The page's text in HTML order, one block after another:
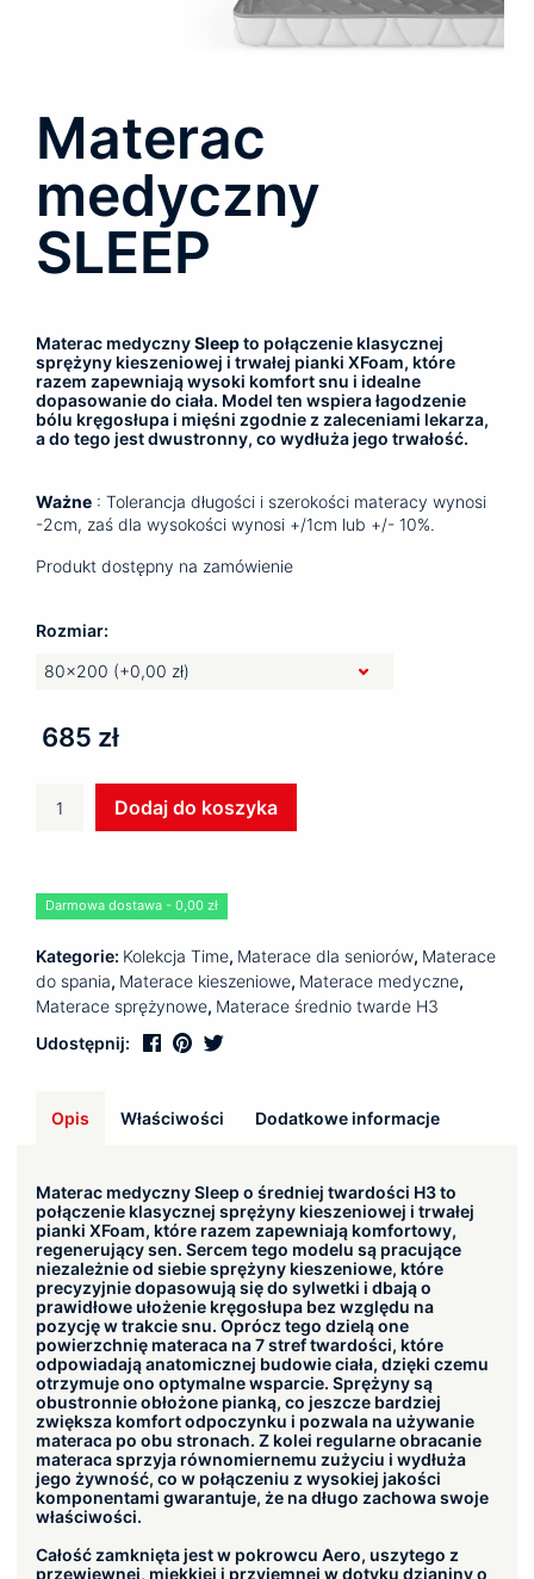
Materac
medyczny
SLEEP
Materac medycznySleepto połączenie klasycznej
sprężyny kieszeniowej i trwałej pianki XFoam, które
razem zapewniają wysoki komfort snu i idealne
dopasowanie do ciała. Model ten wspiera łagodzenie
bólu kręgosłupa i mięśni zgodnie z zaleceniami lekarza,
a do tego jest dwustronny, co wydłuża jego trwałość.
Ważne : Tolerancja długości i szerokości materacy wynosi
-2cm, zaś dla wysokości wynosi +/1cm lub +/- 10%.
Produkt dostępny na zamówienie
Rozmiar:
685 zł
Materac
Dodaj do koszyka
Darmowa dostawa - 0,00 zł
Kategorie: Kolekcja Time, Materace dla seniorów, Materace
do spania, Materace kieszeniowe, Materace medyczne,
Materace sprężynowe, Materace średnio twarde H3
Udostępnij:
Opis Właściwości Dodatkowe informacje
Materac medyczny Sleep o średniej twardości H3 to
połączenie klasycznej sprężyny kieszeniowej i trwałej
pianki XFoam, które razem zapewniają komfortowy,
regenerujący sen. Sercem tego modelu są pracujące
niezależnie od siebie sprężyny kieszeniowe, które
precyzyjnie dopasowują się do sylwetki i dbają o
prawidłowe ułożenie kręgosłupa bez względu na
pozycję w trakcie snu. Oprócz tego dzielą one
powierzchnię materaca na 7 stref twardości, które
odpowiadają anatomicznej budowie ciała, dzięki czemu
otrzymuje ono optymalne wsparcie. Sprężyny są
obustronnie obłożone pianką, co jeszcze bardziej
zwiększa komfort odpoczynku i pozwala na używanie
materaca po obu stronach. Z kolei regularne obracanie
materaca sprzyja równomiernemu zużyciu i wydłuża
jego żywność, co w połączeniu z wysokiej jakości
komponentami gwarantuje, że na długo zachowa swoje
właściwości.
Całość zamknięta jest w pokrowcu Aero, uszytego z
przewiewnej, miękkiej i przyjemnej w dotyku dzianiny o